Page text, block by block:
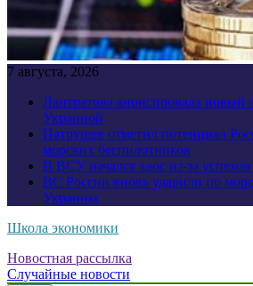
7 августа, 2026
Лантратова анонсировала
Украиной
Патрушев отметил потенциал
морских беспилотников
В ВСУ начался хаос из-за
ВС России вновь ударили по
Украины
Школа экономики
Новостная рассылка
Случайные новости